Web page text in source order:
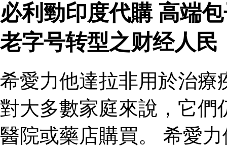
必利勁印度代購 高端
老字号转型之财经人民
希愛力他達拉非用於治療
對大多數家庭來說，它們
醫院或藥店購買。 希愛